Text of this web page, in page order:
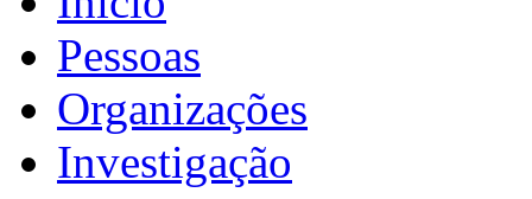
Pessoas
Organizações
Investigação